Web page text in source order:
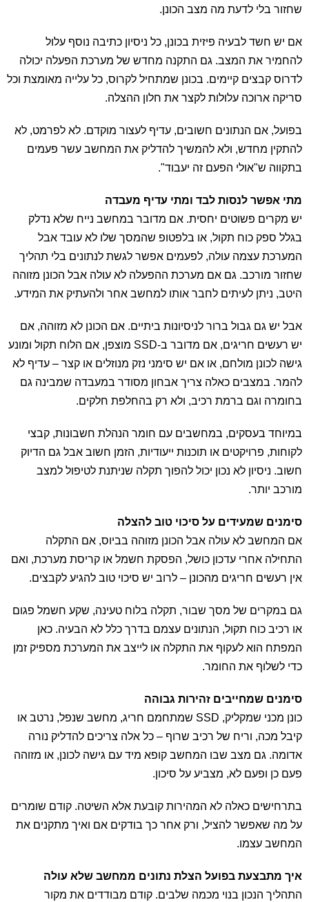
שחזור בלי לדעת מה מצב הכונן.
אם יש חשד לבעיה פיזית בכונן, כל ניסיון כתיבה נוסף עלול
להחמיר את המצב. גם התקנה מחדש של מערכת הפעלה יכולה
לדרוס קבצים קיימים. בכונן שמתחיל לקרוס, כל עלייה מאומצת וכל
סריקה ארוכה עלולות לקצר את חלון ההצלה.
בפועל, אם הנתונים חשובים, עדיף לעצור מוקדם. לא לפרמט, לא
להתקין מחדש, ולא להמשיך להדליק את המחשב עשר פעמים
בתקווה ש"אולי הפעם זה יעבוד".
מתי אפשר לנסות לבד ומתי עדיף מעבדה
יש מקרים פשוטים יחסית. אם מדובר במחשב נייח שלא נדלק
בגלל ספק כוח תקול, או בלפטופ שהמסך שלו לא עובד אבל
המערכת עצמה עולה, לפעמים אפשר לגשת לנתונים בלי תהליך
שחזור מורכב. גם אם מערכת ההפעלה לא עולה אבל הכונן מזוהה
היטב, ניתן לעיתים לחבר אותו למחשב אחר ולהעתיק את המידע.
אבל יש גם גבול ברור לניסיונות ביתיים. אם הכונן לא מזוהה, אם
יש רעשים חריגים, אם מדובר ב-SSD מוצפן, אם הלוח תקול ומונע
גישה לכונן מולחם, או אם יש סימני נזק מנוזלים או קצר – עדיף לא
להמר. במצבים כאלה צריך אבחון מסודר במעבדה שמבינה גם
בחומרה וגם ברמת רכיב, ולא רק בהחלפת חלקים.
במיוחד בעסקים, במחשבים עם חומר הנהלת חשבונות, קבצי
לקוחות, פרויקטים או תוכנות ייעודיות, הזמן חשוב אבל גם הדיוק
חשוב. ניסיון לא נכון יכול להפוך תקלה שניתנת לטיפול למצב
מורכב יותר.
סימנים שמעידים על סיכוי טוב להצלה
אם המחשב לא עולה אבל הכונן מזוהה בביוס, אם התקלה
התחילה אחרי עדכון כושל, הפסקת חשמל או קריסת מערכת, ואם
אין רעשים חריגים מהכונן – לרוב יש סיכוי טוב להגיע לקבצים.
גם במקרים של מסך שבור, תקלה בלוח טעינה, שקע חשמל פגום
או רכיב כוח תקול, הנתונים עצמם בדרך כלל לא הבעיה. כאן
המפתח הוא לעקוף את התקלה או לייצב את המערכת מספיק זמן
כדי לשלוף את החומר.
סימנים שמחייבים זהירות גבוהה
כונן מכני שמקליק, SSD שמתחמם חריג, מחשב שנפל, נרטב או
קיבל מכה, וריח של רכיב שרוף – כל אלה צריכים להדליק נורה
אדומה. גם מצב שבו המחשב קופא מיד עם גישה לכונן, או מזוהה
פעם כן ופעם לא, מצביע על סיכון.
בתרחישים כאלה לא המהירות קובעת אלא השיטה. קודם שומרים
על מה שאפשר להציל, ורק אחר כך בודקים אם ואיך מתקנים את
המחשב עצמו.
איך מתבצעת בפועל הצלת נתונים ממחשב שלא עולה
התהליך הנכון בנוי מכמה שלבים. קודם מבודדים את מקור